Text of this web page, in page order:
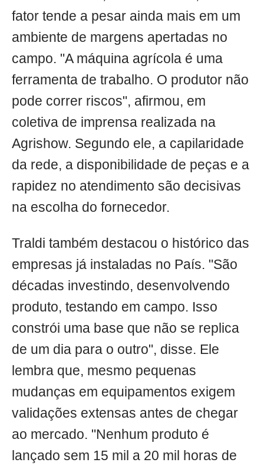
fator tende a pesar ainda mais em um
ambiente de margens apertadas no
campo. "A máquina agrícola é uma
ferramenta de trabalho. O produtor não
pode correr riscos", afirmou, em
coletiva de imprensa realizada na
Agrishow. Segundo ele, a capilaridade
da rede, a disponibilidade de peças e a
rapidez no atendimento são decisivas
na escolha do fornecedor.
Traldi também destacou o histórico das
empresas já instaladas no País. "São
décadas investindo, desenvolvendo
produto, testando em campo. Isso
constrói uma base que não se replica
de um dia para o outro", disse. Ele
lembra que, mesmo pequenas
mudanças em equipamentos exigem
validações extensas antes de chegar
ao mercado. "Nenhum produto é
lançado sem 15 mil a 20 mil horas de